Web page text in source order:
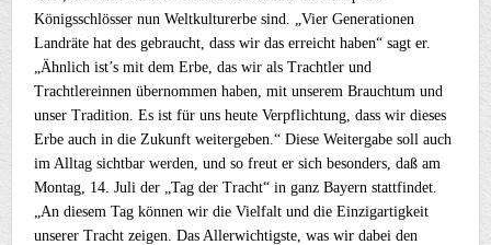
Königsschlösser nun Weltkulturerbe sind. „Vier Generationen
Landräte hat des gebraucht, dass wir das erreicht haben“ sagt er.
„Ähnlich ist’s mit dem Erbe, das wir als Trachtler und
Trachtlereinnen übernommen haben, mit unserem Brauchtum und
unser Tradition. Es ist für uns heute Verpflichtung, dass wir dieses
Erbe auch in die Zukunft weitergeben.“ Diese Weitergabe soll auch
im Alltag sichtbar werden, und so freut er sich besonders, daß am
Montag, 14. Juli der „Tag der Tracht“ in ganz Bayern stattfindet.
„An diesem Tag können wir die Vielfalt und die Einzigartigkeit
unserer Tracht zeigen. Das Allerwichtigste, was wir dabei den